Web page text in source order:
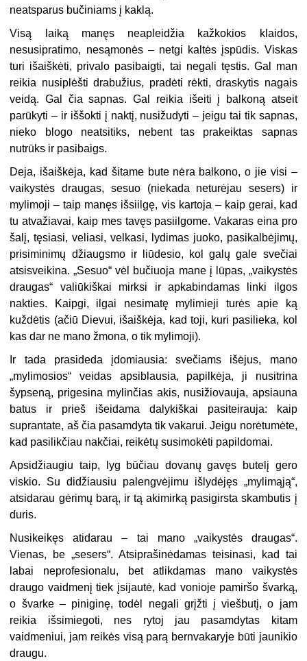
neatsparus bučiniams į kaklą.
Visą laiką manęs neapleidžia kažkokios klaidos,
nesusipratimo, nesąmonės – netgi kaltės įspūdis. Viskas
turi išaiškėti, privalo pasibaigti, tai negali tęstis. Gal man
reikia nusiplėšti drabužius, pradėti rėkti, draskytis nagais
veidą. Gal čia sapnas. Gal reikia išeiti į balkoną atseit
parūkyti – ir iššokti į naktį, nusižudyti – jeigu tai tik sapnas,
nieko blogo neatsitiks, nebent tas prakeiktas sapnas
nutrūks ir pasibaigs.
Deja, išaiškėja, kad šitame bute nėra balkono, o jie visi –
vaikystės draugas, sesuo (niekada neturėjau sesers) ir
mylimoji – taip manęs išsiilgę, vis kartoja – kaip gerai, kad
tu atvažiavai, kaip mes tavęs pasiilgome. Vakaras eina pro
šalį, tęsiasi, veliasi, velkasi, lydimas juoko, pasikalbėjimų,
prisiminimų džiaugsmo ir liūdesio, kol galų gale svečiai
atsisveikina. „Sesuo“ vėl bučiuoja mane į lūpas, „vaikystės
draugas“ valiūkiškai mirksi ir apkabindamas linki ilgos
nakties. Kaipgi, ilgai nesimatę mylimieji turės apie ką
kuždėtis (ačiū Dievui, išaiškėja, kad toji, kuri pasilieka, kol
kas dar ne mano žmona, o tik mylimoji).
Ir tada prasideda įdomiausia: svečiams išėjus, mano
„mylimosios“ veidas apsiblausia, papilkėja, ji nusitrina
šypseną, prigesina mylinčias akis, nusižiovauja, apsiauna
batus ir prieš išeidama dalykiškai pasiteirauja: kaip
suprantate, aš čia pasamdyta tik vakarui. Jeigu norėtumėte,
kad pasilikčiau nakčiai, reikėtų susimokėti papildomai.
Apsidžiaugiu taip, lyg būčiau dovanų gavęs butelį gero
viskio. Su didžiausiu palengvėjimu išlydėjęs „mylimąją“,
atsidarau gėrimų barą, ir tą akimirką pasigirsta skambutis į
duris.
Nusikeikęs atidarau – tai mano „vaikystės draugas“.
Vienas, be „sesers“. Atsiprašinėdamas teisinasi, kad tai
labai neprofesionalu, bet atlikdamas mano vaikystės
draugo vaidmenį tiek įsijautė, kad vonioje pamiršo švarką,
o švarke – piniginę, todėl negali grįžti į viešbutį, o jam
reikia išsimiegoti, nes rytoj jau pasamdytas kitam
vaidmeniui, jam reikės visą parą bernvakaryje būti jaunikio
draugu.